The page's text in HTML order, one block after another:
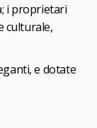
i proprietari
culturale,
e dotate